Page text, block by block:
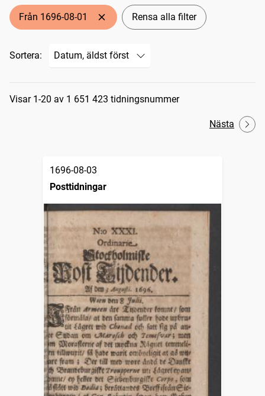
Från 1696-08-01 Rensa alla filter
Sortera:
Sökresultat
Visar 1-20 av 1 651 423 tidningsnummer
Nästa
1696-08-03
Posttidningar